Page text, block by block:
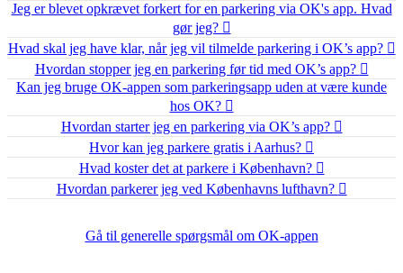
Jeg er blevet opkrævet forkert for en parkering via OK's app. Hvad
gør jeg?
Hvad skal jeg have klar, når jeg vil tilmelde parkering i OK’s app?
Hvordan stopper jeg en parkering før tid med OK’s app?
Kan jeg bruge OK-appen som parkeringsapp uden at være kunde
hos OK?
Hvordan starter jeg en parkering via OK’s app?
Hvor kan jeg parkere gratis i Aarhus?
Hvad koster det at parkere i København?
Hvordan parkerer jeg ved Københavns lufthavn?
Gå til generelle spørgsmål om OK-appen